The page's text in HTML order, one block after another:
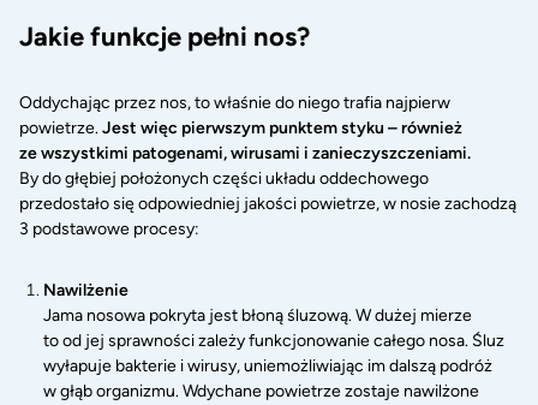
Jakie funkcje pełni nos?
Oddychając przez nos, to właśnie do niego trafia najpierw
powietrze.Jest więc pierwszym punktem styku – również
ze wszystkimi patogenami, wirusami i zanieczyszczeniami.
By do głębiej położonych części układu oddechowego
przedostało się odpowiedniej jakości powietrze, w nosie zachodzą
3 podstawowe procesy:
Nawilżenie
Jama nosowa pokryta jest błoną śluzową. W dużej mierze
to od jej sprawności zależy funkcjonowanie całego nosa. Śluz
wyłapuje bakterie i wirusy, uniemożliwiając im dalszą podróż
w głąb organizmu. Wdychane powietrze zostaje nawilżone